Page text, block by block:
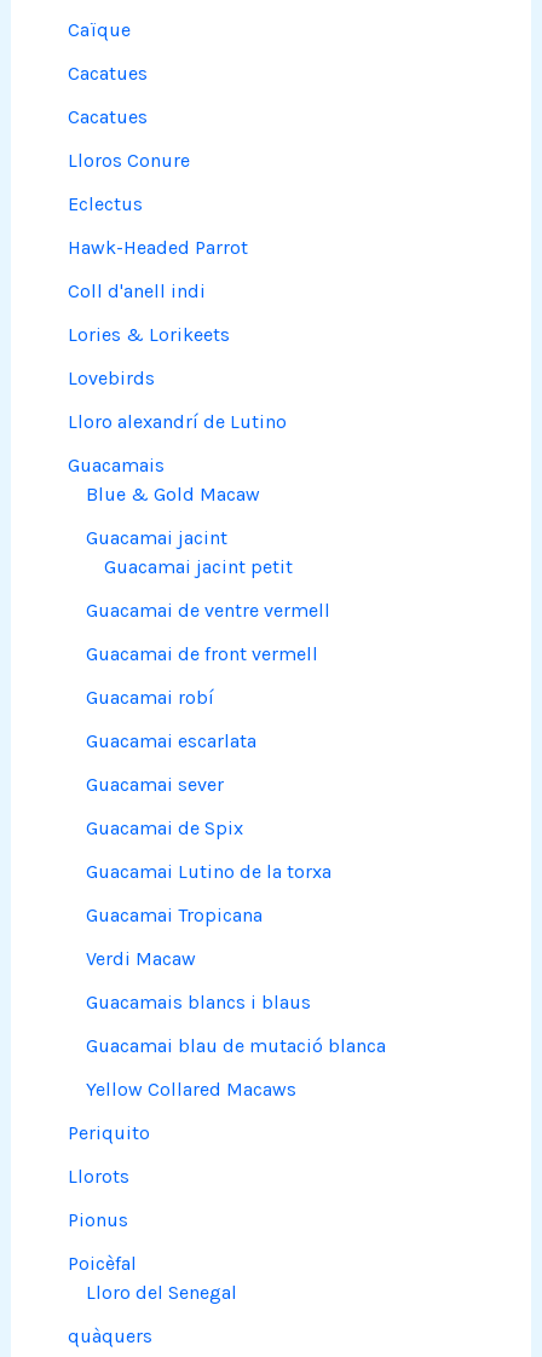
Caïque
Cacatues
Cacatues
Lloros Conure
Eclectus
Hawk-Headed Parrot
Coll d'anell indi
Lories & Lorikeets
Lovebirds
Lloro alexandrí de Lutino
Guacamais
Blue & Gold Macaw
Guacamai jacint
Guacamai jacint petit
Guacamai de ventre vermell
Guacamai de front vermell
Guacamai robí
Guacamai escarlata
Guacamai sever
Guacamai de Spix
Guacamai Lutino de la torxa
Guacamai Tropicana
Verdi Macaw
Guacamais blancs i blaus
Guacamai blau de mutació blanca
Yellow Collared Macaws
Periquito
Llorots
Pionus
Poicèfal
Lloro del Senegal
quàquers